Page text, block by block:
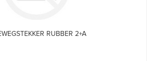
RUBBER 2+A